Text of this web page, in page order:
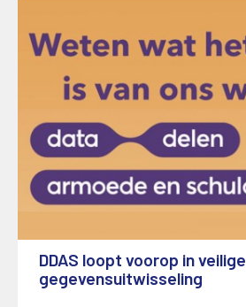
DDAS loopt voorop in veilige
gegevensuitwisseling